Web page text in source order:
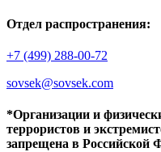
Отдел распространения:
+7 (499) 288-00-72
sovsek@sovsek.com
*Организации и
террористов и
запрещена в Российской